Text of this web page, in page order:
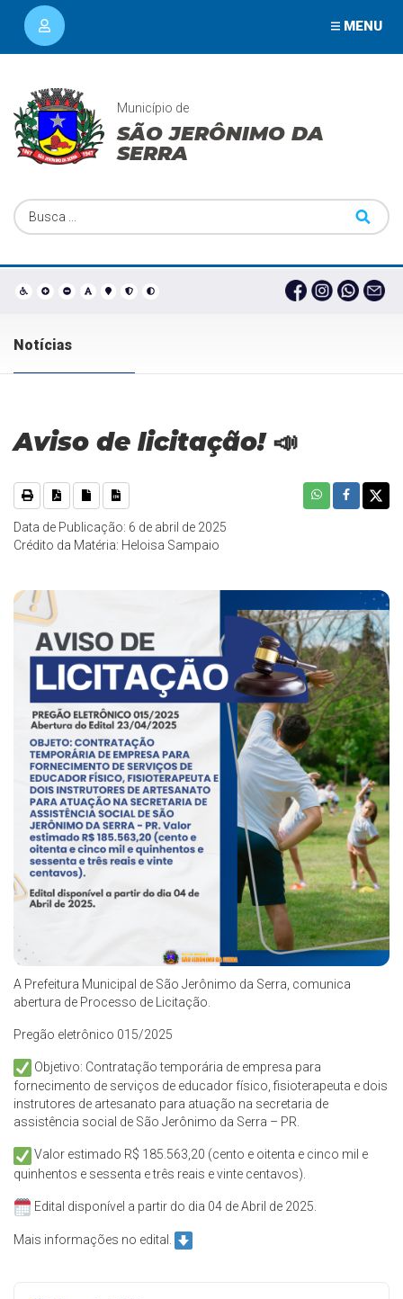
MENU
Município de
SÃO JERÔNIMO DA
SERRA
Notícias
Aviso de licitação! 📣
Data de Publicação: 6 de abril de 2025
Crédito da Matéria: Heloisa Sampaio
A Prefeitura Municipal de São Jerônimo da Serra, comunica
abertura de Processo de Licitação.
Pregão eletrônico 015/2025
Objetivo: Contratação temporária de empresa para
fornecimento de serviços de educador físico, fisioterapeuta e dois
instrutores de artesanato para atuação na secretaria de
assistência social de São Jerônimo da Serra – PR.
Valor estimado R$ 185.563,20 (cento e oitenta e cinco mil e
quinhentos e sessenta e três reais e vinte centavos).
Edital disponível a partir do dia 04 de Abril de 2025.
Mais informações no edital.